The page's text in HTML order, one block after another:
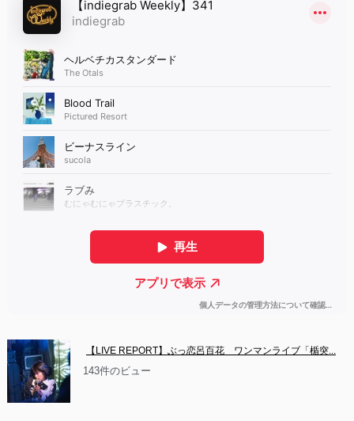
【LIVE REPORT】ぶっ恋呂百花　ワンマンライブ「楯突...
143件のビュー